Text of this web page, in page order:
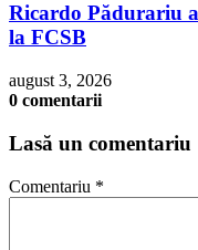
Ricardo Pădurariu
la FCSB
august 3, 2026
0 comentarii
Lasă un comentariu
Comentariu *